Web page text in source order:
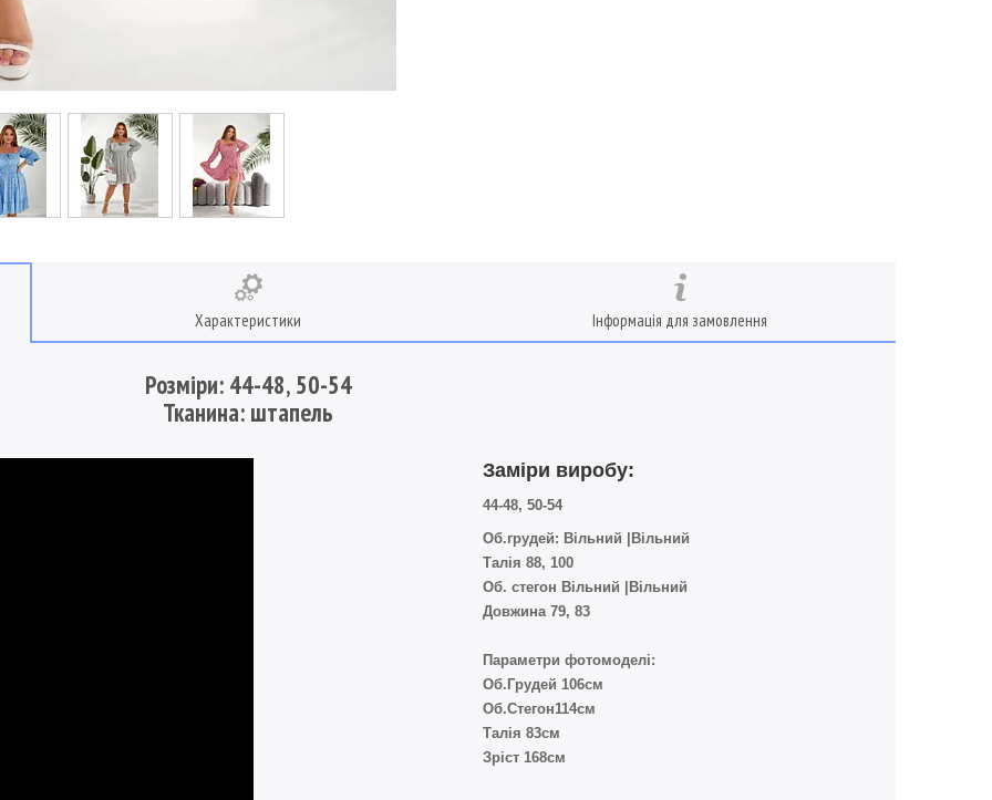
Характеристики Інформація для замовлення
Розміри: 44-48, 50-54
Тканина: штапель
Заміри виробу:
44-48, 50-54
Об.грудей: Вільний |Вільний
Талія 88, 100
Об. стегон Вільний |Вільний
Довжина 79, 83
Параметри фотомоделі:
Об.Грудей 106см
Об.Стегон114см
Талія 83см
Зріст 168см